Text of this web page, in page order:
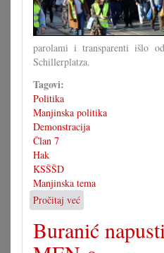
parolami i transparenti išlo
Schillerplatza.
Tagovi:
Politika
Manjinska politika
Demonstracija
Član 7
Hak
KSŠŠD
Manjinska tema
Pročitaj već
70
ljet
neuspješne
Buranić